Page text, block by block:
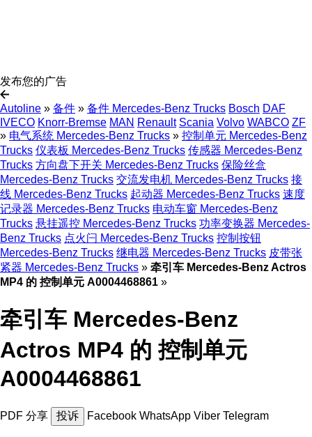
发布您的广告
Autoline » 备件 » 备件 Mercedes-Benz Trucks Bosch DAF
IVECO Knorr-Bremse MAN Renault Scania Volvo WABCO ZF
» 电气系统 Mercedes-Benz Trucks » 控制单元 Mercedes-Benz
Trucks 仪表板 Mercedes-Benz Trucks 传感器 Mercedes-Benz
Trucks 方向盘下开关 Mercedes-Benz Trucks 保险丝盒
Mercedes-Benz Trucks 交流发电机 Mercedes-Benz Trucks 接
线 Mercedes-Benz Trucks 起动器 Mercedes-Benz Trucks 速度
记录器 Mercedes-Benz Trucks 电动车窗 Mercedes-Benz
Trucks 悬挂遥控 Mercedes-Benz Trucks 功率变换器 Mercedes-
Benz Trucks 点火闩 Mercedes-Benz Trucks 控制按钮
Mercedes-Benz Trucks 继电器 Mercedes-Benz Trucks 皮带张
紧器 Mercedes-Benz Trucks » 牵引车 Mercedes-Benz Actros
MP4 的 控制单元 A0004468861 »
牵引车 Mercedes-Benz
Actros MP4 的 控制单元
A0004468861
PDF 分享 投诉 Facebook WhatsApp Viber Telegram